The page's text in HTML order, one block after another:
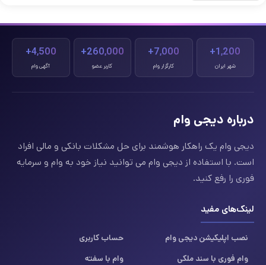
1,200+
شهر ایران
7,000+
کارگزار وام
260,000+
کاربر عضو
4,500+
آگهی وام
درباره دیجی وام
دیجی وام یک راهکار هوشمند برای حل مشکلات بانکی و مالی افراد
است. با استفاده از دیجی وام می توانید نیاز خود به وام و سرمایه
فوری را رفع کنید.
لینک‌های مفید
نصب اپلیکیشن دیجی وام
حساب کاربری
وام فوری با سند ملکی
وام با سفته